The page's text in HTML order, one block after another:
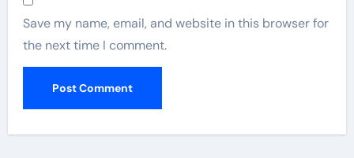
Save my name, email, and website in this browser for
the next time I comment.